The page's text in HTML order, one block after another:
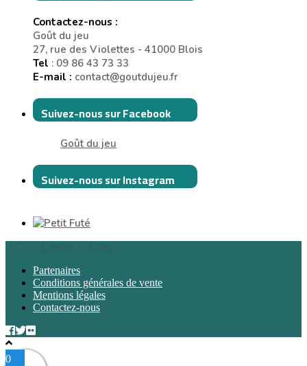
Contactez-nous :
Goût du jeu
27, rue des Violettes - 41000 Blois
Tel : 09 86 43 73 33
E-mail : contact@goutdujeu.fr
Suivez-nous sur Facebook
Goût du jeu
Suivez-nous sur Instagram
Partenaires
Conditions générales de vente
Mentions légales
Contactez-nous
0